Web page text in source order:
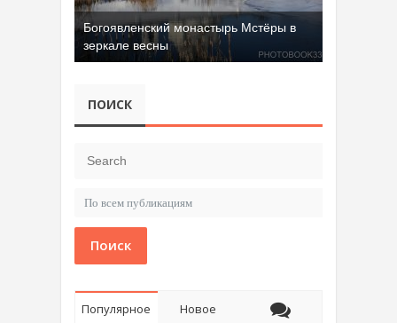
Добрятинский карьер (д. Алферово)
ПОИСК
Поиск
Популярное Новое